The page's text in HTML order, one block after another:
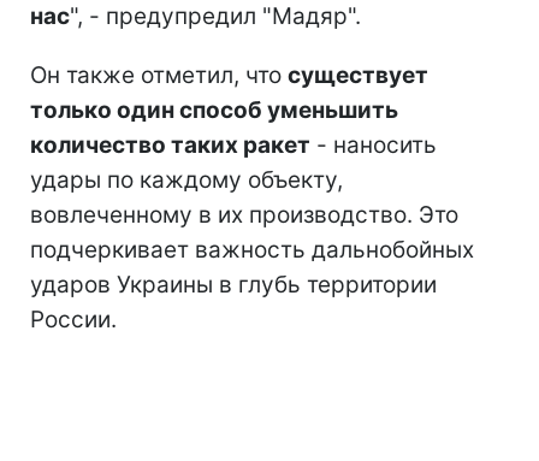
нас", - предупредил "Мадяр".
Он также отметил, что существует
только один способ уменьшить
количество таких ракет - наносить
удары по каждому объекту,
вовлеченному в их производство. Это
подчеркивает важность дальнобойных
ударов Украины в глубь территории
России.